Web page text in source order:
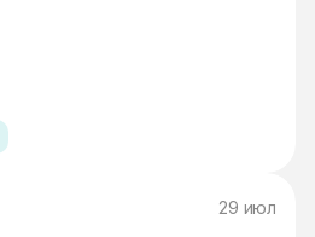
29 июл